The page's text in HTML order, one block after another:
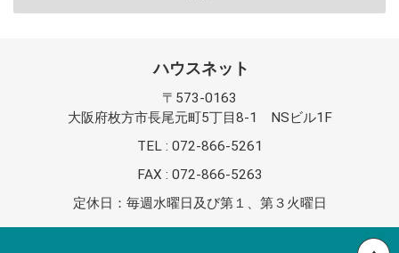
ハウスネット
〒573-0163
大阪府枚方市長尾元町5丁目8-1 NSビル1F
TEL : 072-866-5261
FAX : 072-866-5263
定休日：毎週水曜日及び第１、第３火曜日